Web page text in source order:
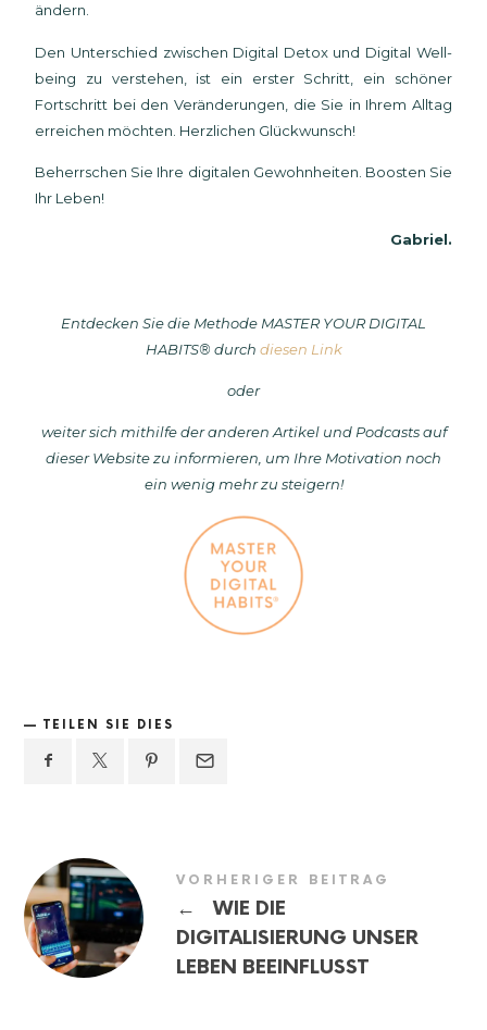
ändern.
Den Unterschied zwischen Digital Detox und Digital Well-
being zu verstehen, ist ein erster Schritt, ein schöner
Fortschritt bei den Veränderungen, die Sie in Ihrem Alltag
erreichen möchten. Herzlichen Glückwunsch!
Beherrschen Sie Ihre digitalen Gewohnheiten. Boosten Sie
Ihr Leben!
Gabriel.
Entdecken Sie die Methode MASTER YOUR DIGITAL
HABITS® durch diesen Link
oder
weitersich mithilfe der anderen Artikel und Podcasts auf
dieser Website zu informieren, um Ihre Motivation noch
ein wenig mehr zu steigern!
TEILEN SIE DIES
VORHERIGER BEITRAG
←
WIE DIE
DIGITALISIERUNG UNSER
LEBEN BEEINFLUSST